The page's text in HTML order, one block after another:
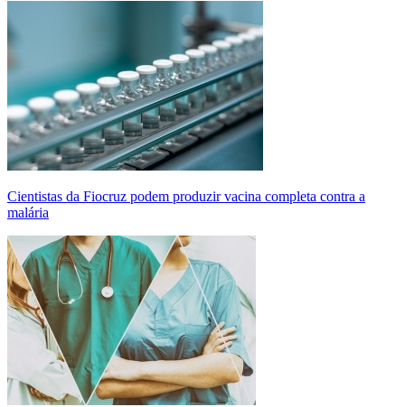
Cientistas da Fiocruz podem produzir vacina completa contra a
malária